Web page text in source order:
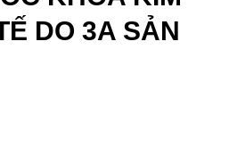
DO 3A SẢN